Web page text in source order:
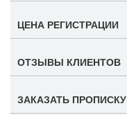
ЦЕНА РЕГИСТРАЦИИ
ОТЗЫВЫ КЛИЕНТОВ
ЗАКАЗАТЬ ПРОПИСКУ